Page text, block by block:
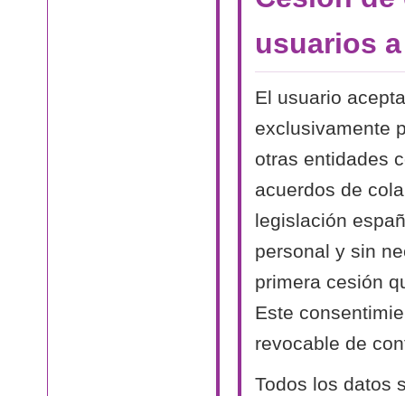
usuarios
El usuario
exclusivamente
otras entidades
acuerdos de
legislación
personal y sin
primera cesión
Este
revocable de
Todos los datos